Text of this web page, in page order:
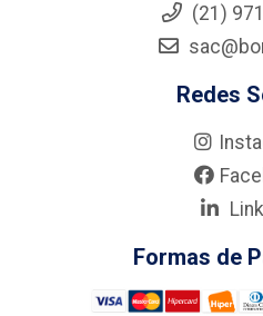
(21)
Redes
Formas de